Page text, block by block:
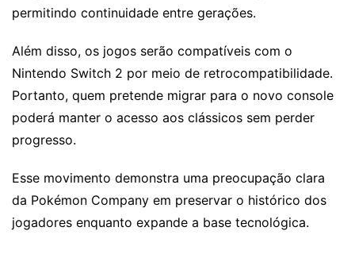
permitindo continuidade entre gerações.
Além disso, os jogos serão compatíveis com o
Nintendo Switch 2 por meio de retrocompatibilidade.
Portanto, quem pretende migrar para o novo console
poderá manter o acesso aos clássicos sem perder
progresso.
Esse movimento demonstra uma preocupação clara
da Pokémon Company em preservar o histórico dos
jogadores enquanto expande a base tecnológica.